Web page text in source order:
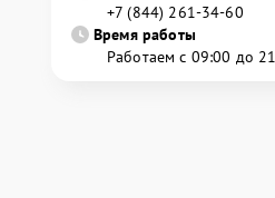
+7 (844) 261-34-60
Время работы
Работаем с 09:00 до